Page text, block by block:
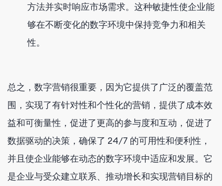
方法并实时响应市场需求。这种敏捷性使企业能
够在不断变化的数字环境中保持竞争力和相关
性。
总之，数字营销很重要，因为它提供了广泛的覆盖范
围，实现了有针对性和个性化的营销，提供了成本效
益和可衡量性，促进了更高的参与度和互动，促进了
数据驱动的决策，确保了 24/7 的可用性和便利性，
并且使企业能够在动态的数字环境中适应和发展。它
是企业与受众建立联系、推动增长和实现营销目标的